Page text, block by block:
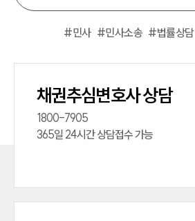
#민사 #민사소송 #법률상담
채권추심변호사 상담
1800-7905
365일 24시간 상담접수 가능